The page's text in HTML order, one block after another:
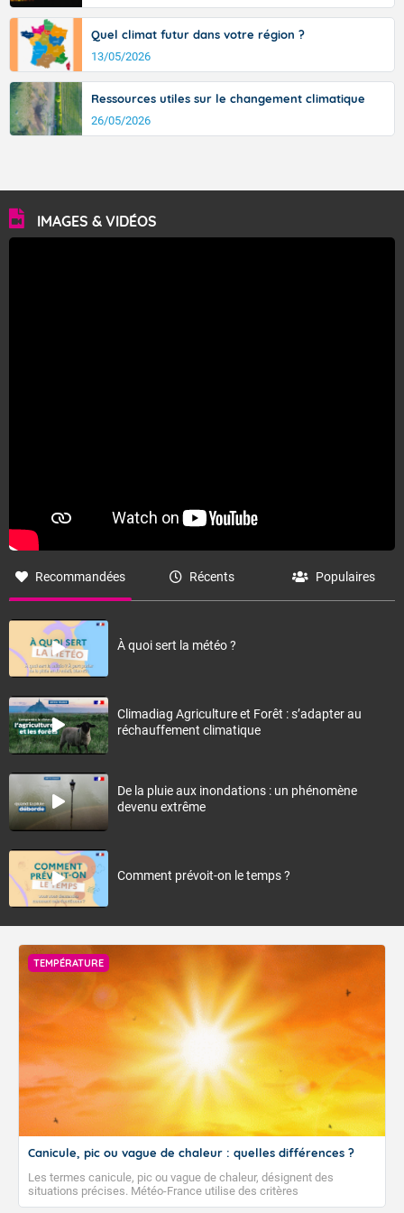
Quel climat futur dans votre région ?
13/05/2026
Ressources utiles sur le changement climatique
26/05/2026
IMAGES & VIDÉOS
Recommandées Récents Populaires
À quoi sert la météo ?
Climadiag Agriculture et Forêt : s’adapter au
réchauffement climatique
De la pluie aux inondations : un phénomène
devenu extrême
Comment prévoit-on le temps ?
TEMPÉRATURE
Canicule, pic ou vague de chaleur : quelles différences ?
Les termes canicule, pic ou vague de chaleur, désignent des
situations précises. Météo-France utilise des critères
climatologiques pour évaluer et qualifier les épisodes de chaleur qui